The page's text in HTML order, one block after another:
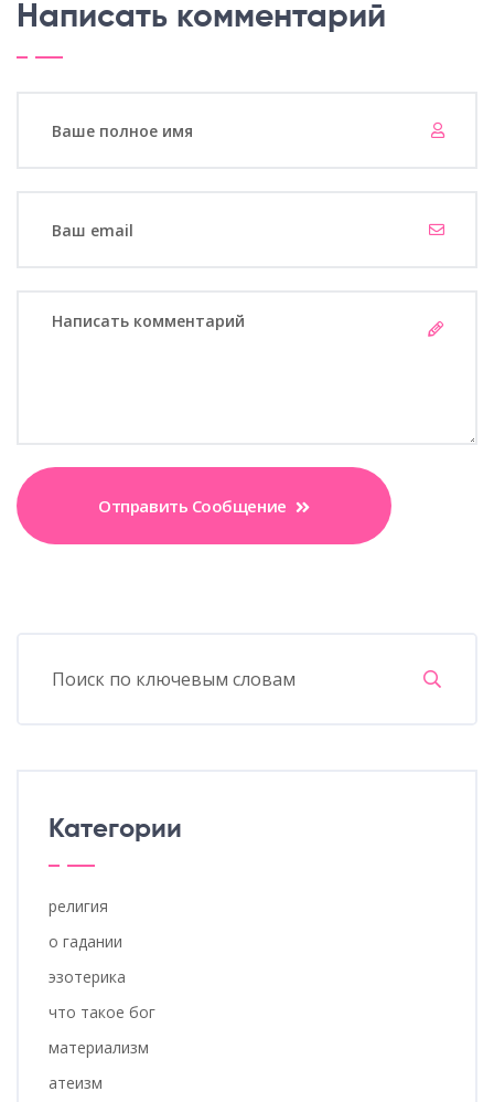
Написать комментарий
Отправить Сообщение
Категории
религия
о гадании
эзотерика
что такое бог
материализм
атеизм